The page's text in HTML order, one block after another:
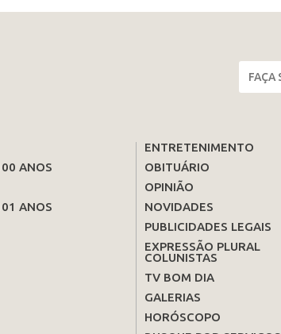
ANOS
ANOS
ENTRETENIMENTO
OBITUÁRIO
OPINIÃO
NOVIDADES
PUBLICIDADES LEGAIS
EXPRESSÃO PLURAL
COLUNISTAS
TV BOM DIA
GALERIAS
HORÓSCOPO